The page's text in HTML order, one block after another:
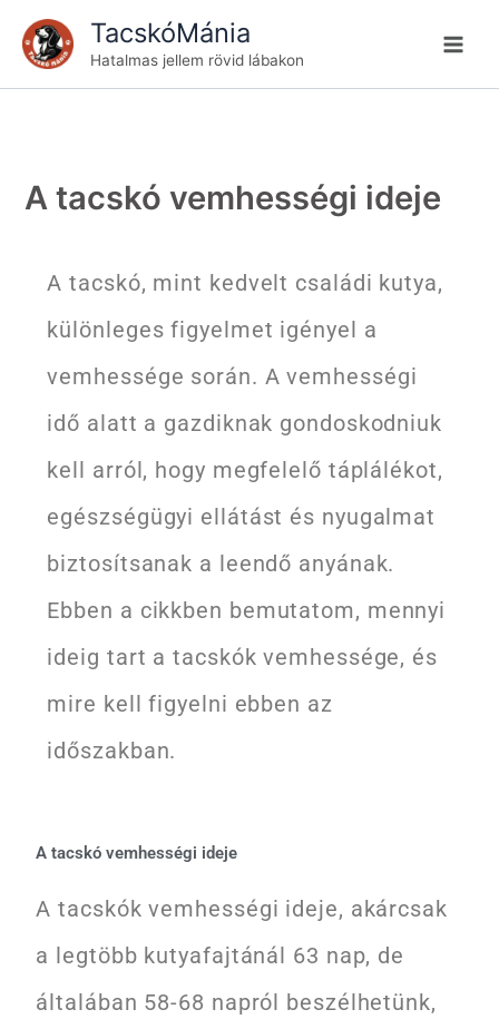
content
TacskóMánia
Hatalmas jellem rövid lábakon
A tacskó vemhességi ideje
A tacskó, mint kedvelt családi kutya,
különleges figyelmet igényel a
vemhessége során. A vemhességi
idő alatt a gazdiknak gondoskodniuk
kell arról, hogy megfelelő táplálékot,
egészségügyi ellátást és nyugalmat
biztosítsanak a leendő anyának.
Ebben a cikkben bemutatom, mennyi
ideig tart a tacskók vemhessége, és
mire kell figyelni ebben az
időszakban.
A tacskó vemhességi ideje
A tacskók vemhességi ideje, akárcsak
a legtöbb kutyafajtánál 63 nap, de
általában 58-68 napról beszélhetünk,